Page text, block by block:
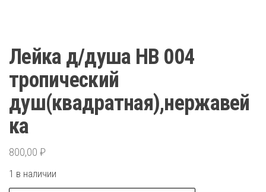
Лейка д/душа HB 004
тропический
душ(квадратная),нержавей
ка
800,00 ₽
1 в наличии